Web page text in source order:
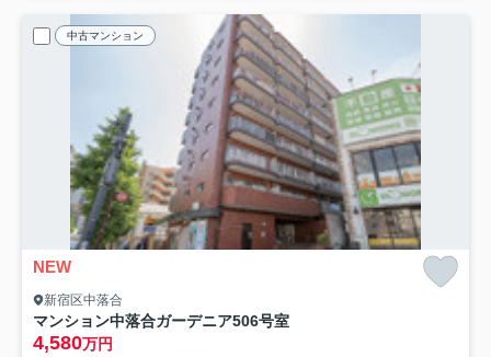
中古マンション
NEW
新宿区中落合
マンション中落合ガーデニア506号室
4,580万円